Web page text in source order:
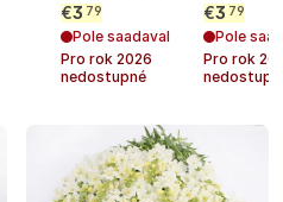
€3 79
Pole saadaval
Pro rok 2026
nedostupné
€3 79
Pole
Pro rok